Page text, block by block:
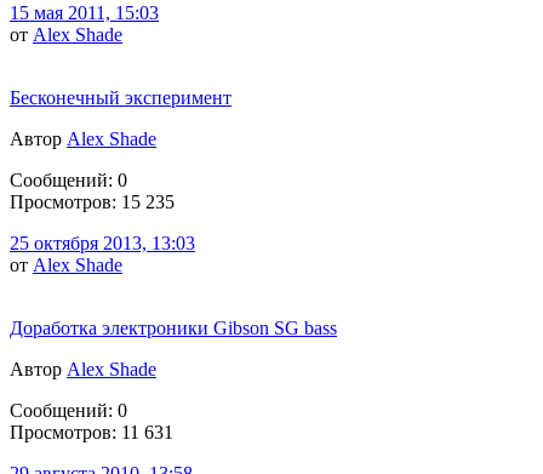
15 мая 2011, 15:03
от Alex Shade
Бесконечный эксперимент
Автор Alex Shade
Сообщений: 0
Просмотров: 15 235
25 октября 2013, 13:03
от Alex Shade
Доработка электроники Gibson SG bass
Автор Alex Shade
Сообщений: 0
Просмотров: 11 631